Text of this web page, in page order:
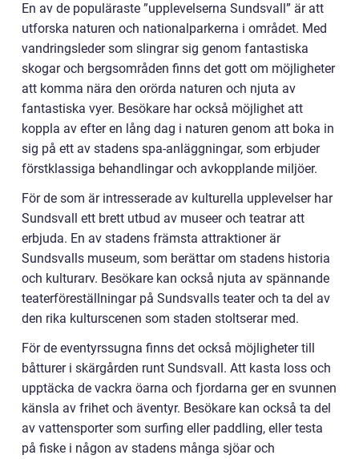
En av de populäraste ”upplevelserna Sundsvall” är att
utforska naturen och nationalparkerna i området. Med
vandringsleder som slingrar sig genom fantastiska
skogar och bergsområden finns det gott om möjligheter
att komma nära den orörda naturen och njuta av
fantastiska vyer. Besökare har också möjlighet att
koppla av efter en lång dag i naturen genom att boka in
sig på ett av stadens spa-anläggningar, som erbjuder
förstklassiga behandlingar och avkopplande miljöer.
För de som är intresserade av kulturella upplevelser har
Sundsvall ett brett utbud av museer och teatrar att
erbjuda. En av stadens främsta attraktioner är
Sundsvalls museum, som berättar om stadens historia
och kulturarv. Besökare kan också njuta av spännande
teaterföreställningar på Sundsvalls teater och ta del av
den rika kulturscenen som staden stoltserar med.
För de eventyrssugna finns det också möjligheter till
båtturer i skärgården runt Sundsvall. Att kasta loss och
upptäcka de vackra öarna och fjordarna ger en svunnen
känsla av frihet och äventyr. Besökare kan också ta del
av vattensporter som surfing eller paddling, eller testa
på fiske i någon av stadens många sjöar och